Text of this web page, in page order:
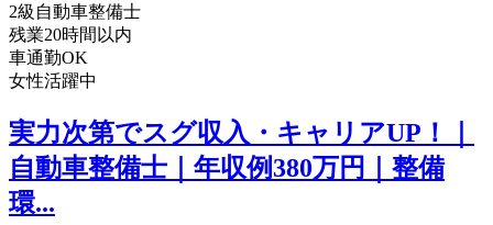
2級自動車整備士
残業20時間以内
車通勤OK
女性活躍中
実力次第でスグ収入・キャリアUP！｜
自動車整備士｜年収例380万円｜整備
環...